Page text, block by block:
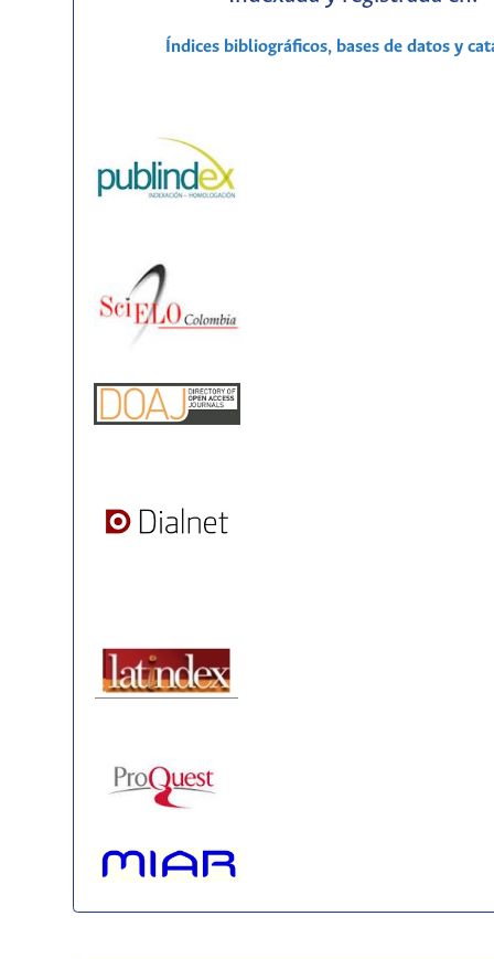
Índices bibliográficos, bases de datos y